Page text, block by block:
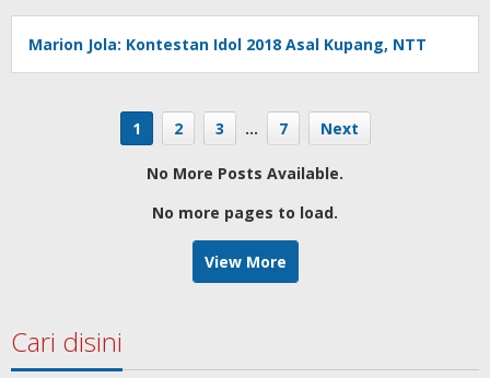
Marion Jola: Kontestan Idol 2018 Asal Kupang, NTT
1 2 3 … 7 Next
No More Posts Available.
No more pages to load.
View More
Cari disini